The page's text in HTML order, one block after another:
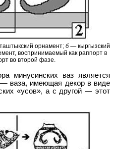
орнамент; б— кыргызский
воспринимаемый как раппорт в
во второй фазе.
минусинских ваз является
— ваза, имеющая декор в виде
«усов», а с другой — этот